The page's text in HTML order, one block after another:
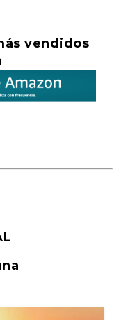
vendidos